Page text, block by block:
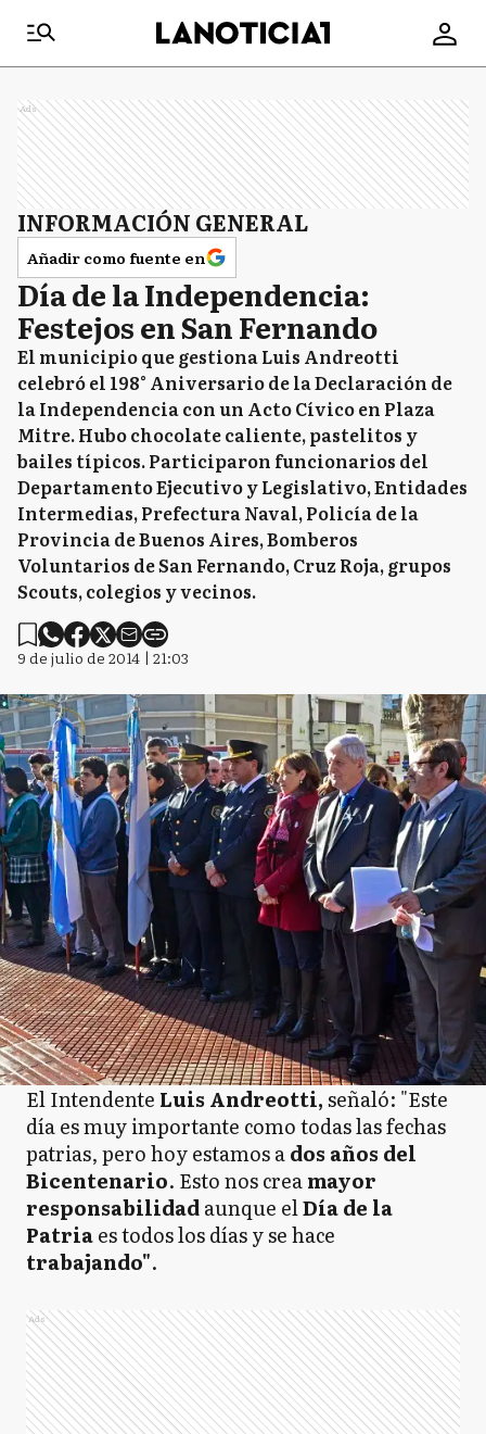
Ads
INFORMACIÓN GENERAL
Añadir como fuente en
Día de la Independencia:
Festejos en San Fernando
El municipio que gestiona Luis Andreotti
celebró el 198° Aniversario de la Declaración de
la Independencia con un Acto Cívico en Plaza
Mitre. Hubo chocolate caliente, pastelitos y
bailes típicos. Participaron funcionarios del
Departamento Ejecutivo y Legislativo, Entidades
Intermedias, Prefectura Naval, Policía de la
Provincia de Buenos Aires, Bomberos
Voluntarios de San Fernando, Cruz Roja, grupos
Scouts, colegios y vecinos.
9 de julio de 2014 | 21:03
El Intendente Luis Andreotti,señaló: "Este
día es muy importante como todas las fechas
patrias, pero hoy estamos ados años del
Bicentenario. Esto nos creamayor
responsabilidadaunque elDía de la
Patriaes todos los días y se hace
trabajando".
Ads